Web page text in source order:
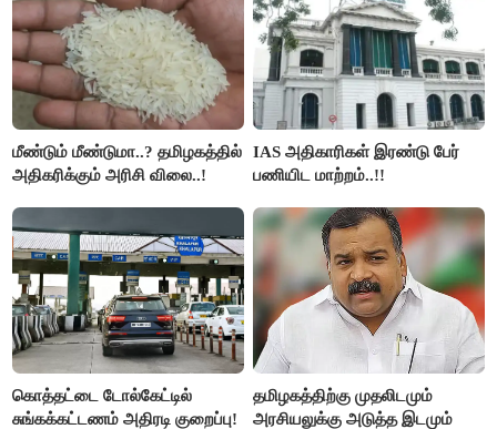
மீண்டும் மீண்டுமா..? தமிழகத்தில்
அதிகரிக்கும் அரிசி விலை..!
IAS அதிகாரிகள் இரண்டு பேர்
பணியிட மாற்றம்..!!
கொத்தட்டை டோல்கேட்டில்
சுங்கக்கட்டணம் அதிரடி குறைப்பு!
தமிழகத்திற்கு முதலிடமும்
அரசியலுக்கு அடுத்த இடமும்